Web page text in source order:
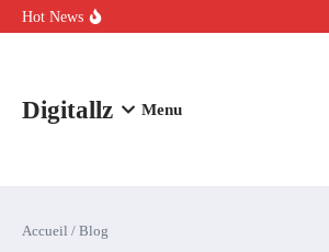
Aller au contenu
Hot News
Comment l’IA simplifie la data de
Digitallz Menu
Accueil / Blog